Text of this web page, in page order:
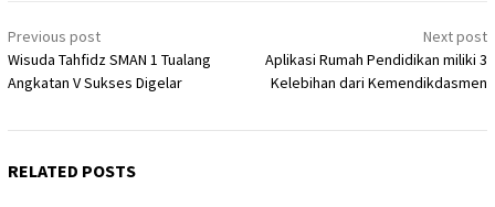
Post
navigation
Previous post
Wisuda Tahfidz SMAN 1 Tualang
Angkatan V Sukses Digelar
Next post
Aplikasi Rumah Pendidikan miliki 3
Kelebihan dari Kemendikdasmen
RELATED POSTS